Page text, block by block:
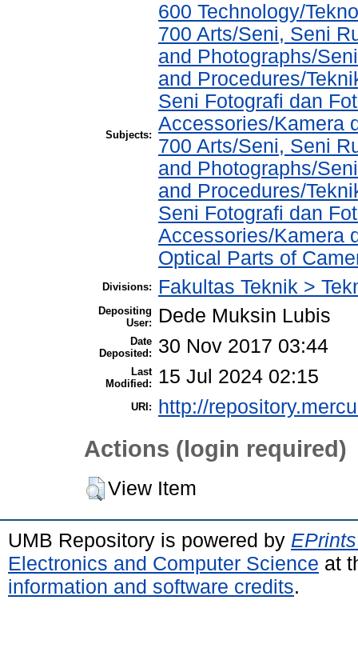
Subjects:
600 Technology/
700 Arts/Seni, Seni
and Photographs/
and Procedures/
Seni Fotografi dan
Accessories/Kamera
700 Arts/Seni, Seni
and Photographs/
and Procedures/
Seni Fotografi dan
Accessories/Kamera
Optical Parts of
Divisions: Fakultas Teknik >
Depositing
User:
Dede Muksin Lubis
Date
Deposited:
30 Nov 2017 03:44
Last
Modified:
15 Jul 2024 02:15
URI: http://
Actions (login required)
View Item
UMB Repository is powered by
Electronics and Computer Science at
information and software credits.